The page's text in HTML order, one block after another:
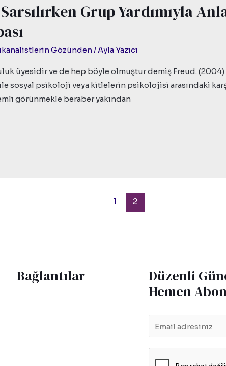
Grup Yardımıyla
Gözünden / Ayla Yazıcı
üyesidir ve de hep böyle olmuştur demiş Freud. (2004)
sosyal psikoloji veya kitlelerin psikolojisi arasındaki
görünmekle beraber yakından
1 2
Bağlantılar
Düzenli
Hemen
m
a